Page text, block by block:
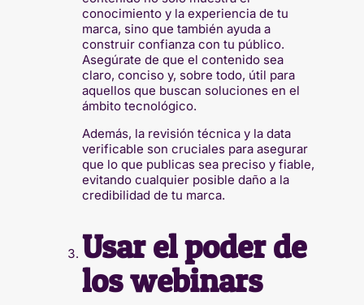
conocimiento y la experiencia de tu
marca, sino que también ayuda a
construir confianza con tu público.
Asegúrate de que el contenido sea
claro, conciso y, sobre todo, útil para
aquellos que buscan soluciones en el
ámbito tecnológico.
Además, la revisión técnica y la data
verificable son cruciales para asegurar
que lo que publicas sea preciso y fiable,
evitando cualquier posible daño a la
credibilidad de tu marca.
Usar el poder de
los webinars